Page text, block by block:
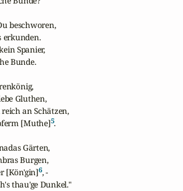
beschworen,
erkunden.
Spanier,
Bunde.
Gluthen,
an Schätzen,
[Muthe]5.
Gärten,
Burgen,
[Kön'gin]6, -
thau'ge Dunkel."